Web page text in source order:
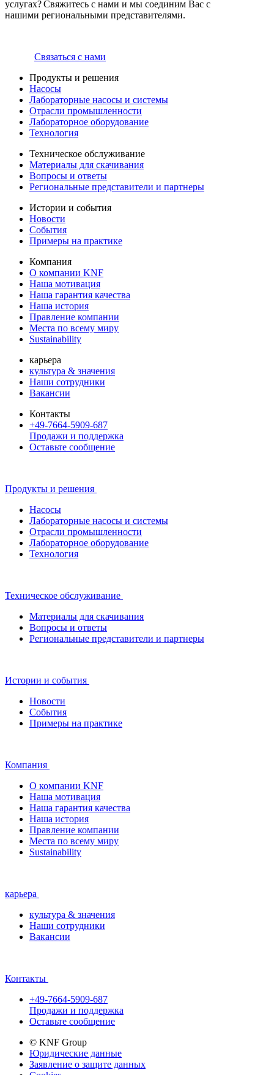
услугах? Свяжитесь с нами и мы соединим Вас с
нашими региональными представителями.
Связаться с нами
Продукты и решения
Насосы
Лабораторные насосы и системы
Отрасли промышленности
Лабораторное оборудование
Технология
Техническое обслуживание
Материалы для скачивания
Вопросы и ответы
Региональные представители и партнеры
Истории и события
Новости
События
Примеры на практике
Компания
О компании KNF
Наша мотивация
Наша гарантия качества
Наша история
Правление компании
Места по всему миру
Sustainability
карьера
культура & значения
Наши сотрудники
Вакансии
Контакты
+49-7664-5909-687
Продажи и поддержка
Оставьте сообщение
Продукты и решения
Насосы
Лабораторные насосы и системы
Отрасли промышленности
Лабораторное оборудование
Технология
Техническое обслуживание
Материалы для скачивания
Вопросы и ответы
Региональные представители и партнеры
Истории и события
Новости
События
Примеры на практике
Компания
О компании KNF
Наша мотивация
Наша гарантия качества
Наша история
Правление компании
Места по всему миру
Sustainability
карьера
культура & значения
Наши сотрудники
Вакансии
Контакты
+49-7664-5909-687
Продажи и поддержка
Оставьте сообщение
© KNF Group
Юридические данные
Заявление о защите данных